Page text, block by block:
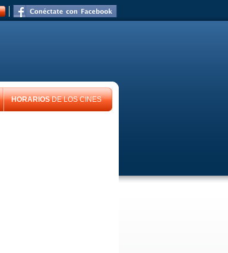
HORARIOSDE LOS CINES